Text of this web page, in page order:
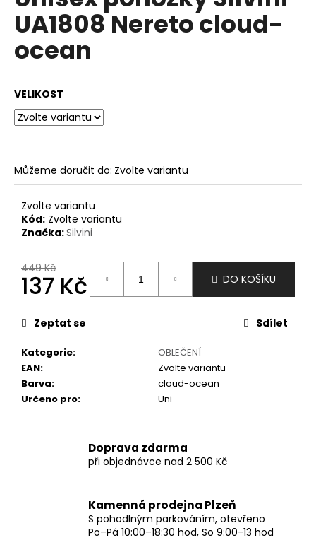
0,0
z
5
hvězdiček.
UA1808 Nereto cloud-
ocean
VELIKOST
Můžeme doručit do: Zvolte variantu
Zvolte variantu
Kód: Zvolte variantu
Značka:Silvini
449 Kč
137 Kč
Měrná
cena:
DO KOŠÍKU
Kategorie:
OBLEČENÍ
EAN:
Zvolte variantu
Barva:
cloud-ocean
Určeno pro: Uni
Zeptat se Sdílet
Doprava zdarma
při objednávce nad 2 500 Kč
Kamenná prodejna Plzeň
S pohodlným parkováním, otevřeno
Po–Pá 10:00–18:30 hod, So 9:00-13 hod
a
j
í
?
HLEDAT
D
o
p
o
u
č
e
m
e